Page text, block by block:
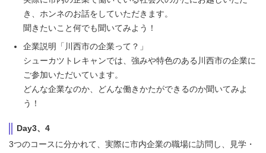
き、ホンネのお話をしていただきます。
聞きたいこと何でも聞いてみよう！
企業説明「川西市の企業って？」
シューカツトレキャンでは、強みや特色のある川西市の企業に
ご参加いただいています。
どんな企業なのか、どんな働きかたができるのか聞いてみよ
う！
Day3、4
3つのコースに分かれて、実際に市内企業の職場に訪問し、見学・